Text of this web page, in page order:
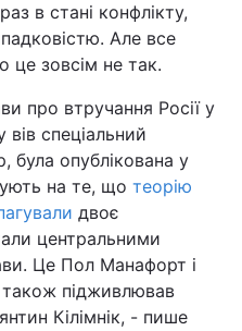
Політика
Наука
Лайт
Інциденти
Туризм
Погода
в стані конфлікту,
Але все
це зовсім не так.
про втручання Росії у
спеціальний
опублікована у
на те, що теорію
двоє
центральними
Це Пол Манафорт і
підживлював
Кілімнік, - пише